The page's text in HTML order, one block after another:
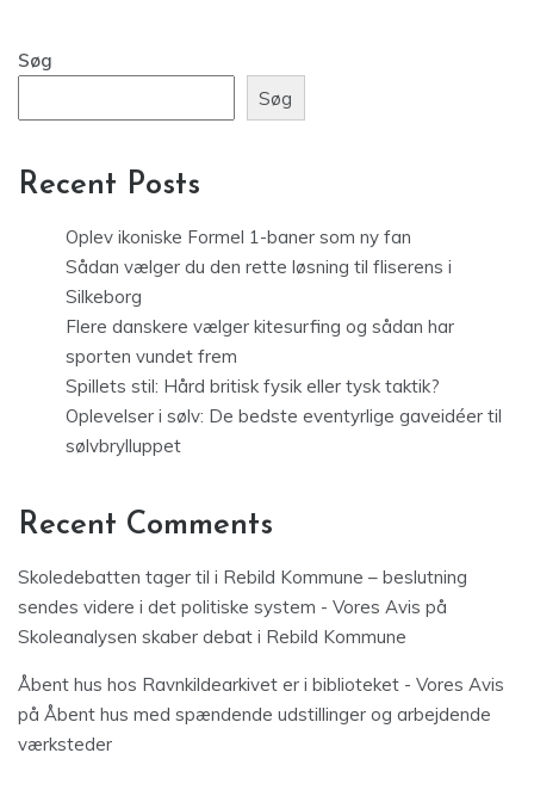
Søg
Søg
Recent Posts
Oplev ikoniske Formel 1-baner som ny fan
Sådan vælger du den rette løsning til fliserens i
Silkeborg
Flere danskere vælger kitesurfing og sådan har
sporten vundet frem
Spillets stil: Hård britisk fysik eller tysk taktik?
Oplevelser i sølv: De bedste eventyrlige gaveidéer til
sølvbrylluppet
Recent Comments
Skoledebatten tager til i Rebild Kommune – beslutning
sendes videre i det politiske system - Vores Avis på
Skoleanalysen skaber debat i Rebild Kommune
Åbent hus hos Ravnkildearkivet er i biblioteket - Vores Avis
på Åbent hus med spændende udstillinger og arbejdende
værksteder